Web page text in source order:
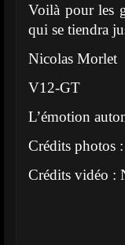
Voilà pour les
qui se tiendra
Nicolas Morlet
V12-GT
L’émotion
Crédits photos
Crédits vidéo :